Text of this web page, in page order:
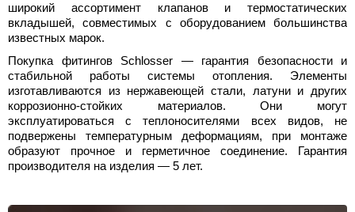
широкий ассортимент клапанов и термостатических
вкладышей, совместимых с оборудованием большинства
известных марок.
Покупка фитингов Schlosser — гарантия безопасности и
стабильной работы системы отопления. Элементы
изготавливаются из нержавеющей стали, латуни и других
коррозионно-стойких материалов. Они могут
эксплуатироваться с теплоносителями всех видов, не
подвержены температурным деформациям, при монтаже
образуют прочное и герметичное соединение. Гарантия
производителя на изделия — 5 лет.